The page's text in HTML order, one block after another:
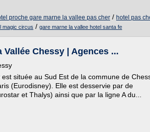
proche gare marne la vallee pas cher / hotel pas
magic circus / gare marne la vallee hotel santa fe
Chessy | Agences ...
située au Sud Est de la commune de
(Eurodisney). Elle est desservie par de
et Thalys) ainsi que par la ligne A du...